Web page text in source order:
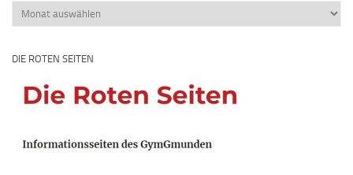
Beitragsarchiv
DIE ROTEN SEITEN